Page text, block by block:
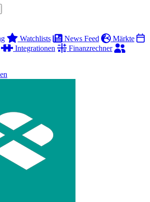
Watchlists News Feed
Märkte
Integrationen
Finanzrechner